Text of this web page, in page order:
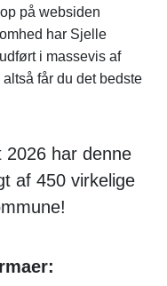
på websiden
har Sjelle
i massevis af
får du det bedste
2026 har denne
af 450 virkelige